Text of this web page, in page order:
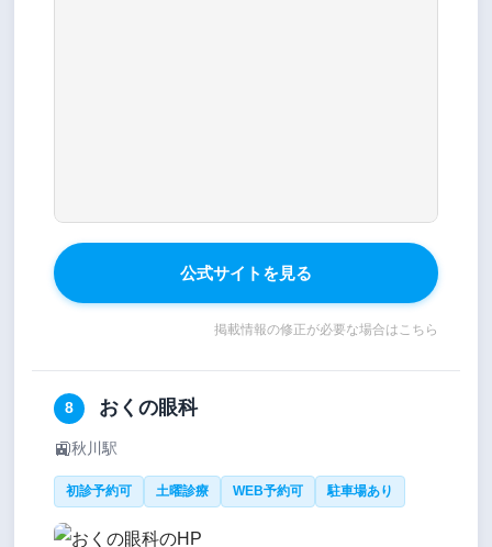
公式サイトを見る
掲載情報の修正が必要な場合はこちら
8 おくの眼科
🚉秋川駅
初診予約可 土曜診療 WEB予約可 駐車場あり